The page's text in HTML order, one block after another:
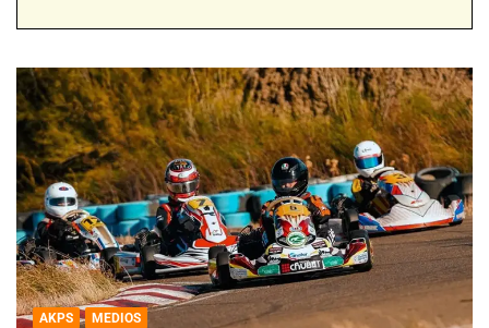
AKPS MEDIOS